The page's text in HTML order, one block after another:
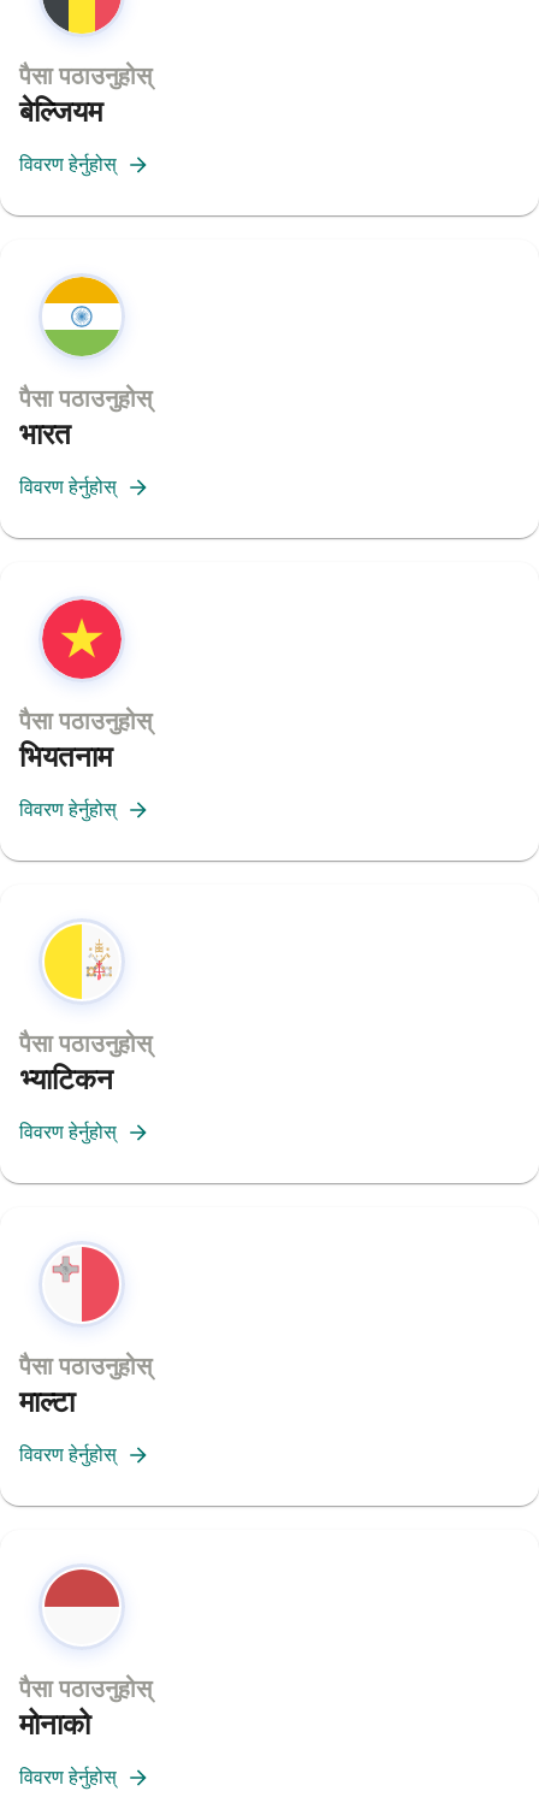
पैसा पठाउनुहोस्
बेल्जियम
विवरण हेर्नुहोस्
पैसा पठाउनुहोस्
भारत
विवरण हेर्नुहोस्
पैसा पठाउनुहोस्
भियतनाम
विवरण हेर्नुहोस्
पैसा पठाउनुहोस्
भ्याटिकन
विवरण हेर्नुहोस्
पैसा पठाउनुहोस्
माल्टा
विवरण हेर्नुहोस्
पैसा पठाउनुहोस्
मोनाको
विवरण हेर्नुहोस्